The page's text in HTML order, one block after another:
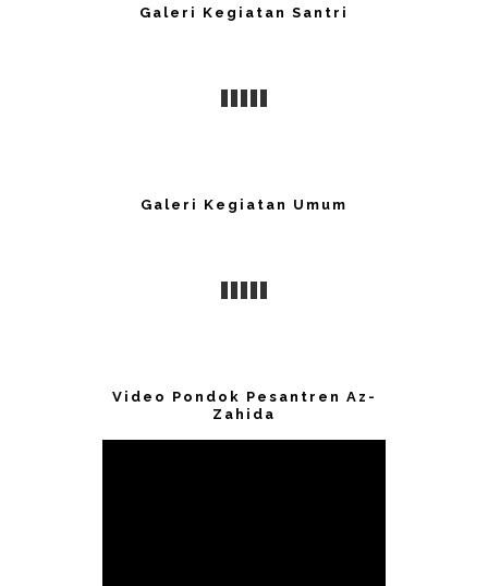
Galeri Kegiatan Santri
Galeri Kegiatan Umum
Video Pondok Pesantren Az-
Zahida